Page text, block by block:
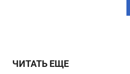
ЧИТАТЬ ЕЩЕ